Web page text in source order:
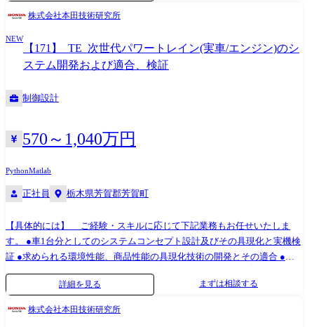
ェア設計(データ解析システム/機械学習) ・各種研究開発ソフトウェア設
液中の腫瘍マーカー、ホルモン、感染症などを検査する免疫自動分析装
置です。コンパクトなボディと高いパフォーマンスに加え、優れた操作
性を持ち、世界中の医療機関で活躍しています。 ●変更の範囲:会社の定
MATLAB、Python ・開発環境:eclipse、cygwin、Visual Studio等 ・OS:T-
計機能強化による新技術・製品の開発 ・コンプライアンスの徹底、安
全・安心な企業風土の醸成 ・人財育成と働き方の多様化対応 ・地域との
働き方 ・フレックスタイム制(コアタイム無) ・在宅勤務可 ・残業:月20
携わり、製品の品質向上と新技術の導入を推進していただきます。数年
の経験を積んだ後、プロジェクトリーダとしてチームを率い、管理・推
進する役割を担っていただきます。 その後、設計部全体の戦略策定や技
術革新の推進を担当するマネージャー職に昇進し、最終的には設計部門
全体の統括責任者として、組織の成長と技術力の向上をリードしていた
株式会社本田技術研究所
NEW
【171】_TE_次世代パワートレイン(実車/エンジン)のシ
ステム開発および適合、検証
制御設計
570～1,040万円
PythonMatlab
正社員 栃木県芳賀郡芳賀町
【具体的には】 ご経験・スキルに応じて下記業務もお任せいたしま
す。 ●車1台分としてのシステムコンセプト設計及びその具現化と実機検
証 ●求められる環境性能、商品性能の具現化技術の開発とその適合 ●パ
ワートレインシステム・関連コンポーネントの単体ベンチおよび実車テ
スト・評価 ●OBD(車載故障診断)システムの新規コンセプト設計、実車適
詳細を見る まずは相談する
株式会社本田技術研究所